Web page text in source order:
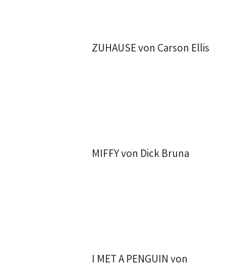
ZUHAUSE von Carson Ellis
MIFFY von Dick Bruna
I MET A PENGUIN von